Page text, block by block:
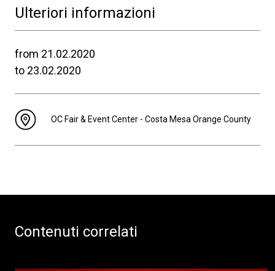
Ulteriori informazioni
from 21.02.2020
to 23.02.2020
OC Fair & Event Center - Costa Mesa Orange County
Contenuti correlati